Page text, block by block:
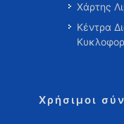
Χάρτης
Κέντρα
Χρήσιμοι